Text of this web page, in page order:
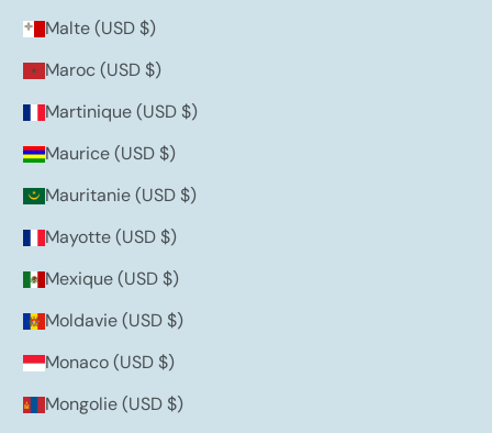
Malte (USD $)
Maroc (USD $)
Martinique (USD $)
Maurice (USD $)
Mauritanie (USD $)
Mayotte (USD $)
Mexique (USD $)
Moldavie (USD $)
Monaco (USD $)
Mongolie (USD $)